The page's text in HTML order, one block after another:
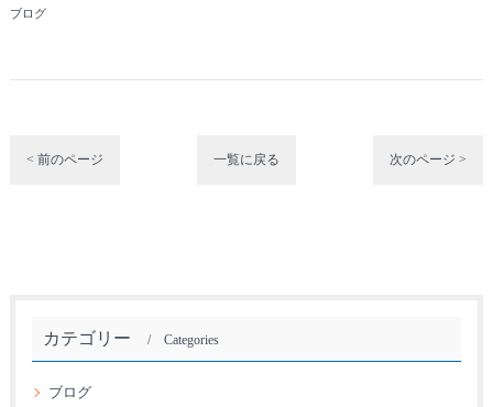
ブログ
< 前のページ 一覧に戻る 次のページ >
カテゴリー Categories
ブログ